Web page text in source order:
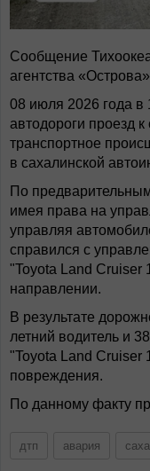
Сообщение
агентства
08 июля 2026 года в
автодороги проезд
транспортное
в сахалинской
По
имея права на
управляя
справился с
"Toyota Land Cruiser
направлении.
В результате
летний водитель и
"Toyota Land Cruiser
повреждения.
По данному факту
дтп авария